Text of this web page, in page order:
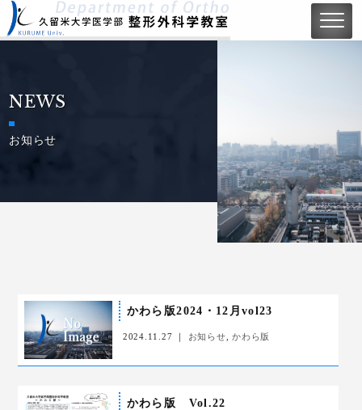
NEWS
お知らせ
かわら版2024・12月vol23
2024.11.27 ｜ お知らせ,かわら版
かわら版 Vol.22